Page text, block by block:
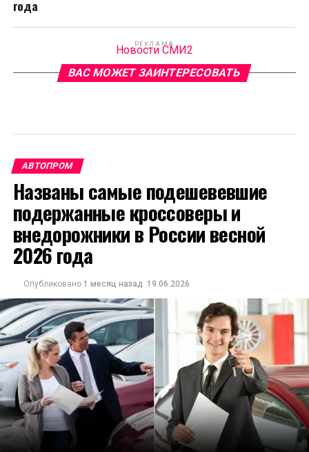
года
РЕКЛАМА
Новости СМИ2
ВАС МОЖЕТ ЗАИНТЕРЕСОВАТЬ
АВТОПРОМ
Названы самые подешевевшие
подержанные кроссоверы и
внедорожники в России весной
2026 года
Опубликовано 1 месяц назад 19.06.2026